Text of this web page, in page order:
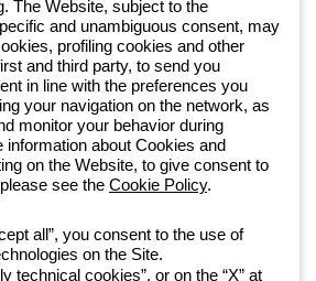
been part of the GEWISS Group, within the
where we develop integrated
complexity into simplicity, supporting
in meeting their needs. Discover more
The Website, subject to the
and unambiguous consent, may
profiling cookies and other
and third party, to send you
in line with the preferences you
your navigation on the network, as
monitor your behavior during
information about Cookies and
on the Website, to give consent to
see the Cookie Policy.
all”, you consent to the use of
on the Site.
technical cookies”, or on the “X” at